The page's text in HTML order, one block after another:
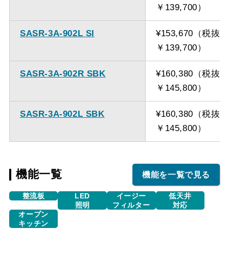
￥139,700）
SASR-3A-902L SI
¥153,670（税抜
￥139,700）
SASR-3A-902R SBK
¥160,380（税抜
￥145,800）
SASR-3A-902L SBK
¥160,380（税抜
￥145,800）
機能一覧 機能を一覧で見る
整流板
LED
照明
イージー
フィルター
低天井
対応
オープン
キッチン